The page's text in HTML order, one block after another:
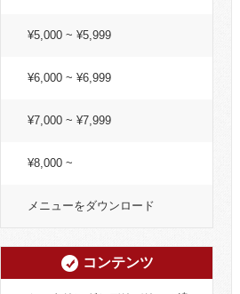
¥5,000 ~ ¥5,999
¥6,000 ~ ¥6,999
¥7,000 ~ ¥7,999
¥8,000 ~
メニューをダウンロード
コンテンツ